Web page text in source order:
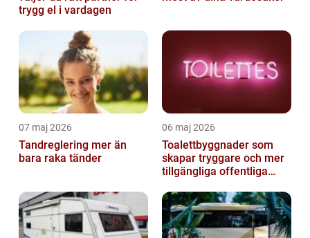
trygg el i vardagen
07 maj 2026
Tandreglering mer än
bara raka tänder
06 maj 2026
Toalettbyggnader som
skapar tryggare och mer
tillgängliga offentliga